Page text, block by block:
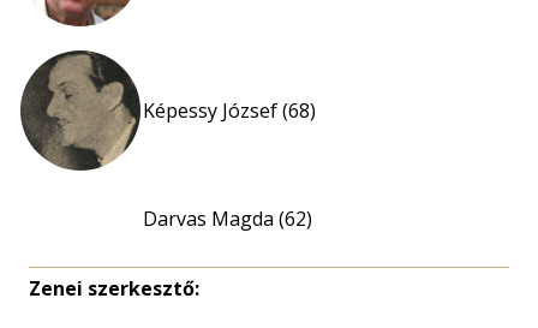
Képessy József (68)
Darvas Magda (62)
Zenei szerkesztő: